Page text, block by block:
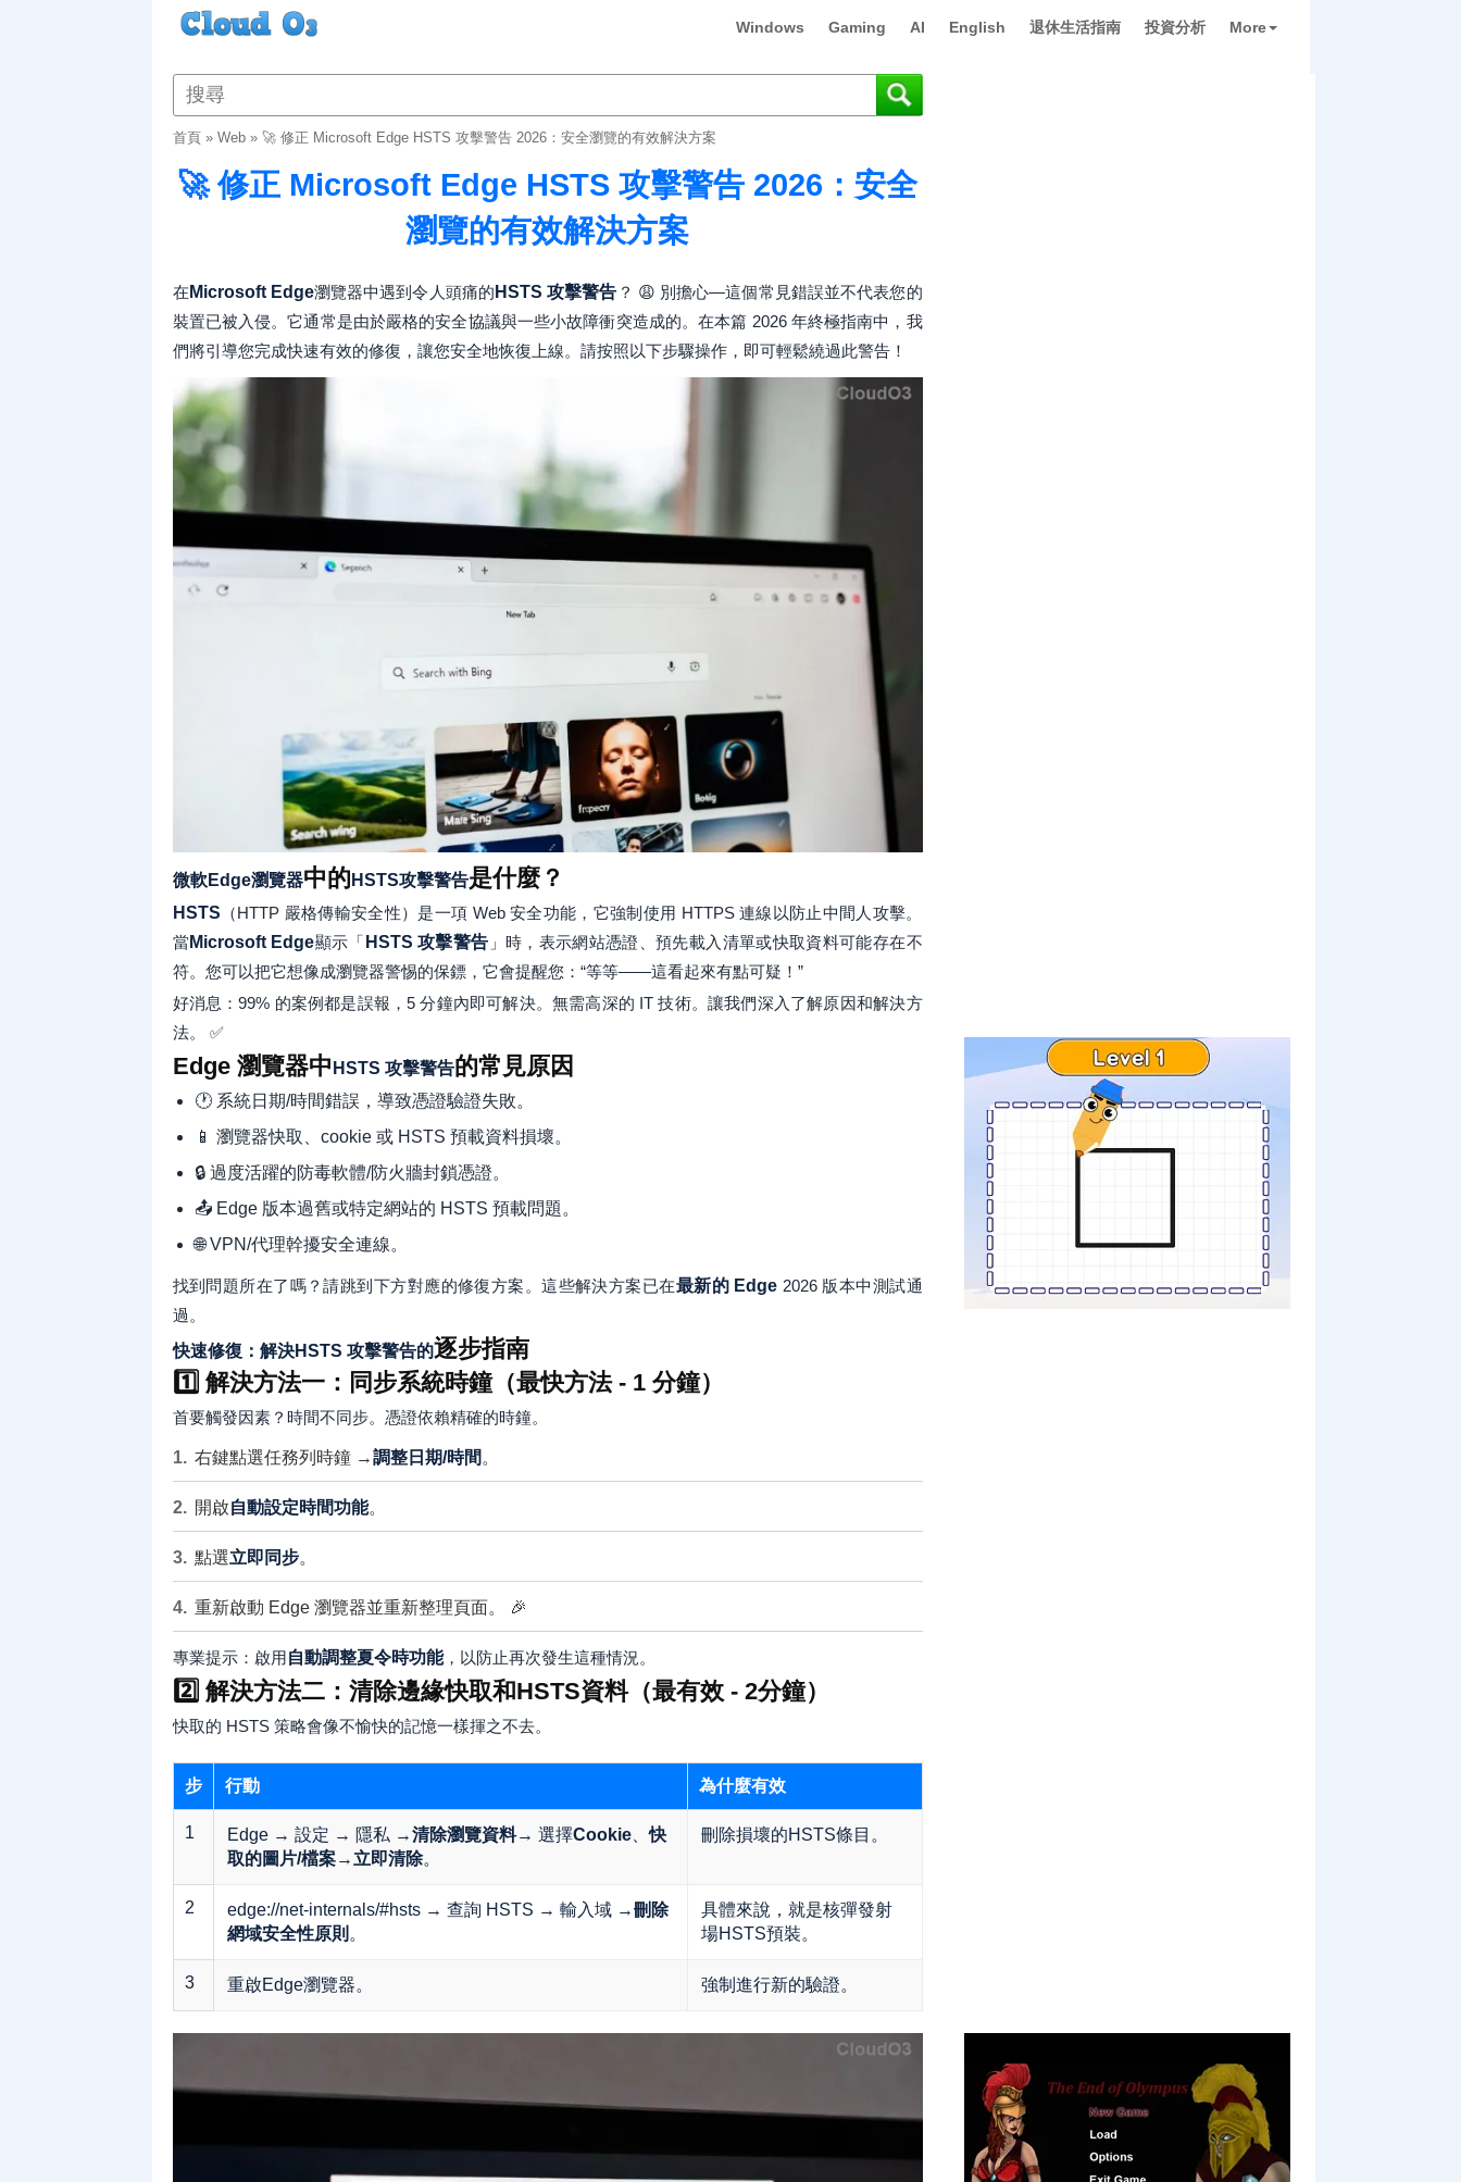
Windows Gaming AI English 退休生活指南 投資分析 More
首頁» Web» 🚀 修正 Microsoft Edge HSTS 攻擊警告 2026：安全瀏覽的有效解決方案
🚀 修正 Microsoft Edge HSTS 攻擊警告 2026：安全
瀏覽的有效解決方案
在 Microsoft Edge瀏覽器中遇到令人頭痛的 HSTS 攻擊警告 ？ 😩 別擔心—這個常見錯誤並不代表您的
裝置已被入侵。它通常是由於嚴格的安全協議與一些小故障衝突造成的。在本篇 2026 年終極指南中，我
們將引導您完成快速有效的修復，讓您安全地恢復上線。請按照以下步驟操作，即可輕鬆繞過此警告！
微軟Edge瀏覽器中的 HSTS攻擊警告是什麼？
HSTS （HTTP 嚴格傳輸安全性）是一項 Web 安全功能，它強制使用 HTTPS 連線以防止中間人攻擊。
當Microsoft Edge顯示「 HSTS 攻擊警告 」時，表示網站憑證、預先載入清單或快取資料可能存在不
符。您可以把它想像成瀏覽器警惕的保鏢，它會提醒您：“等等——這看起來有點可疑！”
好消息：99% 的案例都是誤報，5 分鐘內即可解決。無需高深的 IT 技術。讓我們深入了解原因和解決方
法。 ✅
Edge 瀏覽器中 HSTS 攻擊警告的常見原因
🕐 系統日期/時間錯誤，導致憑證驗證失敗。
📱 瀏覽器快取、cookie 或 HSTS 預載資料損壞。
🔒 過度活躍的防毒軟體/防火牆封鎖憑證。
📤 Edge 版本過舊或特定網站的 HSTS 預載問題。
🌐 VPN/代理幹擾安全連線。
找到問題所在了嗎？請跳到下方對應的修復方案。這些解決方案已在最新的 Edge 2026 版本中測試通
過。
快速修復：解決HSTS 攻擊警告的逐步指南
1️⃣ 解決方法一：同步系統時鐘（最快方法 - 1 分鐘）
首要觸發因素？時間不同步。憑證依賴精確的時鐘。
右鍵點選任務列時鐘 →調整日期/時間 。
開啟自動設定時間功能。
點選立即同步。
重新啟動 Edge 瀏覽器並重新整理頁面。 🎉
專業提示：啟用自動調整夏令時功能，以防止再次發生這種情況。
2️⃣ 解決方法二：清除邊緣快取和HSTS資料（最有效 - 2分鐘）
快取的 HSTS 策略會像不愉快的記憶一樣揮之不去。
步 行動 為什麼有效
1 Edge → 設定 → 隱私 →清除瀏覽資料→ 選擇Cookie、快
取的圖片/檔案→ 立即清除。
刪除損壞的HSTS條目。
2 edge://net-internals/#hsts → 查詢 HSTS → 輸入域 →刪除
網域安全性原則 。
具體來說，就是核彈發射
場HSTS預裝。
3 重啟Edge瀏覽器。 強制進行新的驗證。